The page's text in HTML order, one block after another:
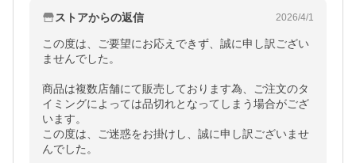
ストアからの返信 2026/4/1
この度は、ご要望にお応えできず、誠に申し訳ござい
ませんでした。
商品は複数店舗にて販売しております為、ご注文のタ
イミングによっては品切れとなってしまう場合がござ
います。
この度は、ご迷惑をお掛けし、誠に申し訳ございませ
んでした。